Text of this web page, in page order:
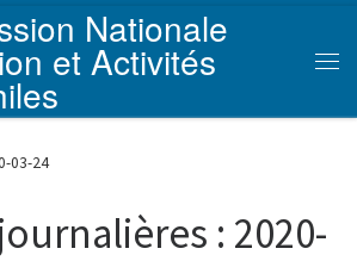
Nationale
et Activités
03-24
: 2020-